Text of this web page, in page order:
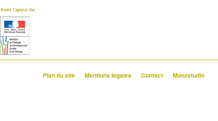
Plan du site Mentions légales Contact Moozstudio